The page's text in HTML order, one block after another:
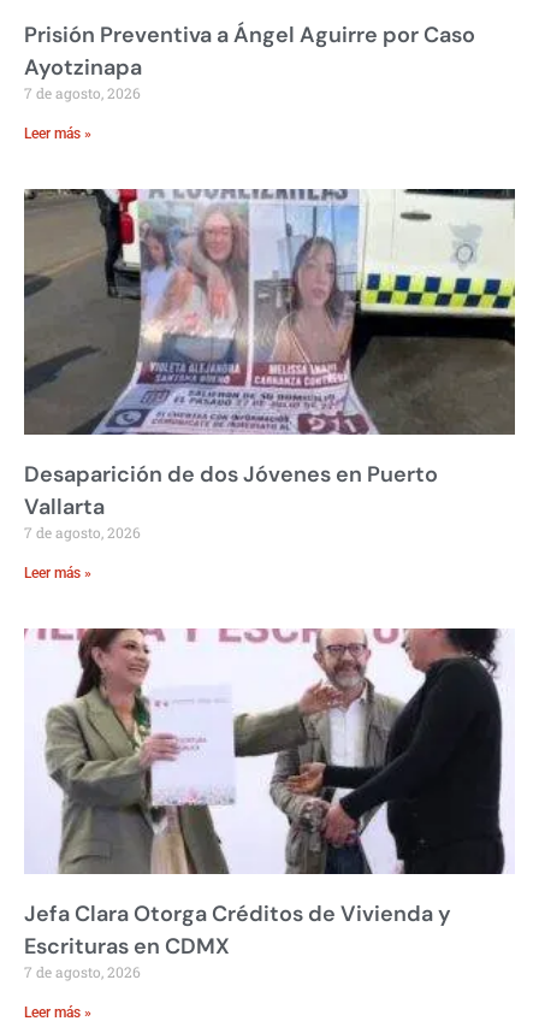
Prisión Preventiva a Ángel Aguirre por Caso
Ayotzinapa
7 de agosto, 2026
Leer más »
Desaparición de dos Jóvenes en Puerto
Vallarta
7 de agosto, 2026
Leer más »
Jefa Clara Otorga Créditos de Vivienda y
Escrituras en CDMX
7 de agosto, 2026
Leer más »